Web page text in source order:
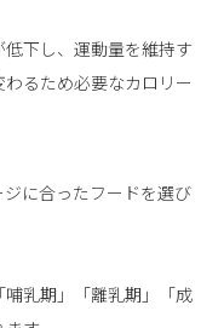
下し、運動量を維持す
るため必要なカロリー
に合ったフードを選び
乳期」「離乳期」「成